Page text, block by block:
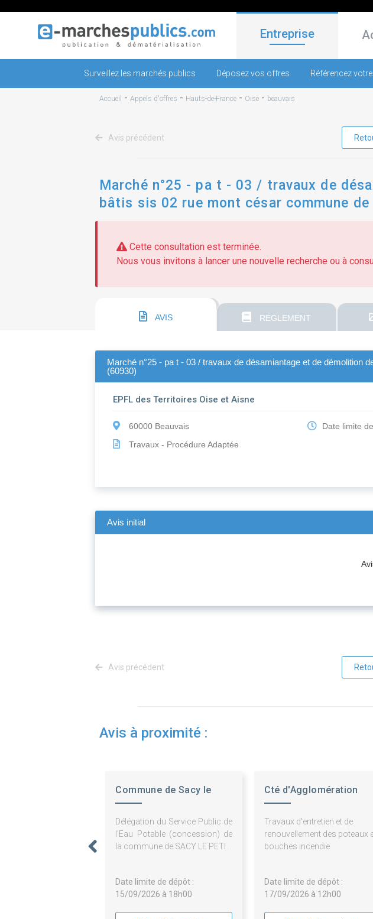
Entreprise
Surveillez les marchés publics Déposez vos offres Référencez
Accueil - Appels d'offres - Hauts-de-France - Oise - beauvais
Avis précédent
Marché n°25 - pa t - 03 / travaux de
bâtis sis 02 rue mont césar commune
Cette consultation est terminée.
Nous vous invitons à lancer une nouvelle recherche ou à
AVIS REGLEMENT
Marché n°25 - pa t - 03 / travaux de désamiantage et de démolition
(60930)
EPFL des Territoires Oise et Aisne
60000 Beauvais
Travaux - Procédure Adaptée
Date limite
Avis initial
Avis précédent
Avis à proximité :
Commune de Sacy le
Délégation du Service Public de
l'Eau Potable (concession) de
la commune de SACY LE PETIT
Date limite de dépôt :
15/09/2026 à 18h00
Cté d'Agglomération
Travaux d'entretien et de
renouvellement des poteaux
bouches incendie
Date limite de dépôt :
17/09/2026 à 12h00